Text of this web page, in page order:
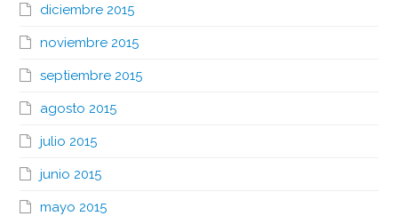
diciembre 2015
noviembre 2015
septiembre 2015
agosto 2015
julio 2015
junio 2015
mayo 2015